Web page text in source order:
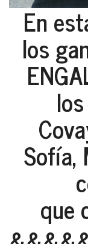
En
los
Sofía,
que